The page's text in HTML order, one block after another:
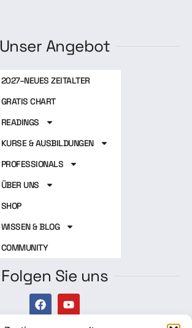
Unser Angebot
2027–NEUES ZEITALTER
GRATIS CHART
READINGS
KURSE & AUSBILDUNGEN
PROFESSIONALS
ÜBER UNS
SHOP
WISSEN & BLOG
COMMUNITY
Folgen Sie uns